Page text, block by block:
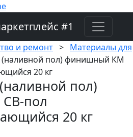
#1
и ремонт > Материалы для
(наливной пол) финишный КМ
20 кг
пол)
пол
20 кг